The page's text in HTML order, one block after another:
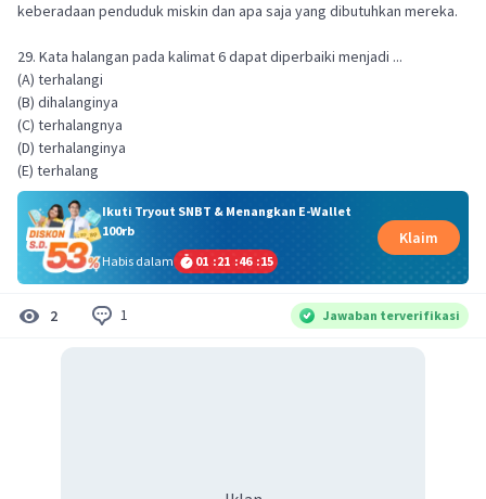
keberadaan penduduk miskin dan apa saja yang dibutuhkan mereka.
29. Kata halangan pada kalimat 6 dapat diperbaiki menjadi ...
(A) terhalangi
(B) dihalanginya
(C) terhalangnya
(D) terhalanginya
(E) terhalang
Ikuti Tryout SNBT & Menangkan E-Wallet
100rb
Habis dalam
01 :21 :46 :15
Klaim
2 1 Jawaban terverifikasi